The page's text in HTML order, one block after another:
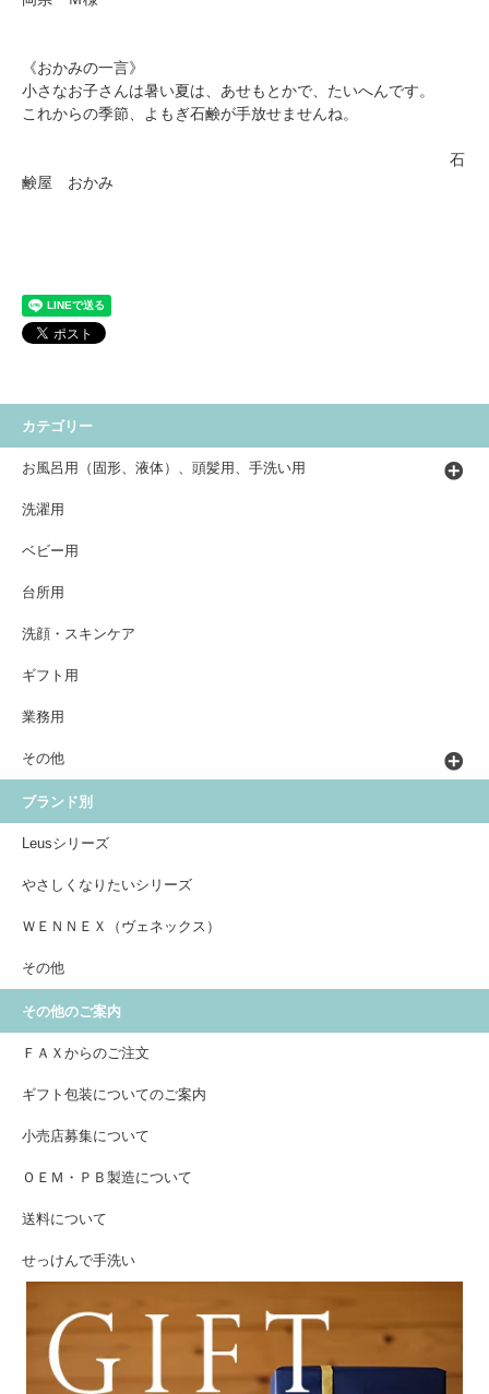
《おかみの一言》
小さなお子さんは暑い夏は、あせもとかで、たいへんです。
これからの季節、よもぎ石鹸が手放せませんね。
石
鹸屋 おかみ
カテゴリー
お風呂用（固形、液体）、頭髪用、手洗い用
洗濯用
ベビー用
台所用
洗顔・スキンケア
ギフト用
業務用
その他
ブランド別
Leusシリーズ
やさしくなりたいシリーズ
ＷＥＮＮＥＸ（ヴェネックス）
その他
その他のご案内
ＦＡＸからのご注文
ギフト包装についてのご案内
小売店募集について
ＯＥＭ・ＰＢ製造について
送料について
せっけんで手洗い